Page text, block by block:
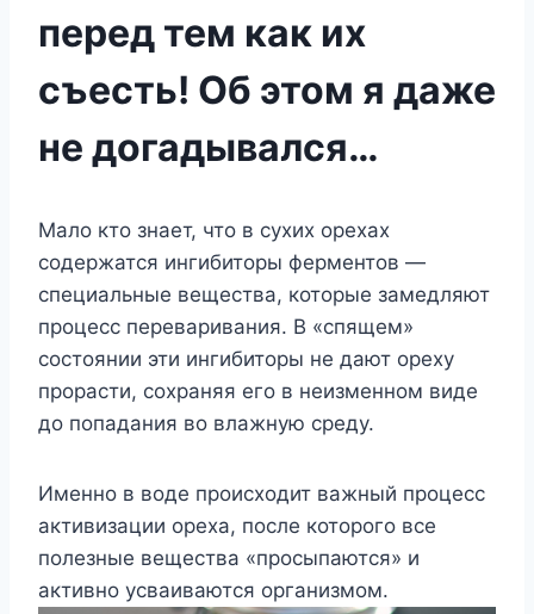
перед тем как их
съесть! Об этом я даже
не догадывался…
Мало кто знает, что в сухих орехах
содержатся ингибиторы ферментов —
специальные вещества, которые замедляют
процесс переваривания. В «спящем»
состоянии эти ингибиторы не дают ореху
прорасти, сохраняя его в неизменном виде
до попадания во влажную среду.
Именно в воде происходит важный процесс
активизации ореха, после которого все
полезные вещества «просыпаются» и
активно усваиваются организмом.